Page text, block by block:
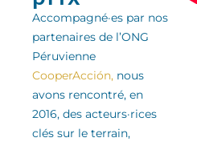
Accompagné·es par nos
partenaires de l’ONG
Péruvienne
CooperAcción, nous
avons rencontré, en
2016, des acteurs·rices
clés sur le terrain,